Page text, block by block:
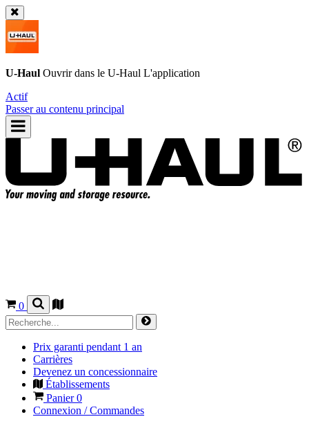
U-Haul Ouvrir dans le U-Haul L'application
Actif
Passer au contenu principal
0
Prix garanti pendant 1 an
Carrières
Devenez un concessionnaire
Établissements
Panier0
Connexion / Commandes